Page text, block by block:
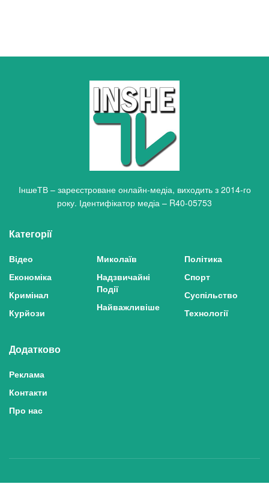
ІншеТВ – зареєстроване онлайн-медіа, виходить з 2014-го
року. Ідентифікатор медіа – R40-05753
Категорії
Відео
Економіка
Кримінал
Курйози
Миколаїв
Надзвичайні
Події
Найважливіше
Політика
Спорт
Суспільство
Технології
Додатково
Реклама
Контакти
Про нас